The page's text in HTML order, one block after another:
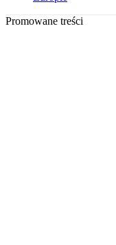
Promowane treści